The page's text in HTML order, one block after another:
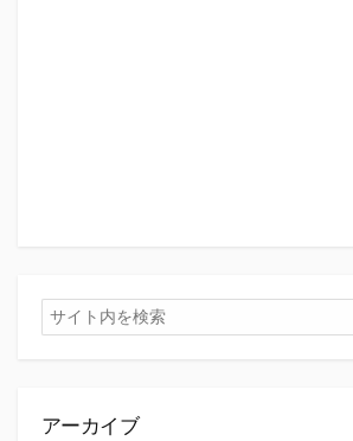
検
索
アーカイブ